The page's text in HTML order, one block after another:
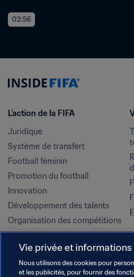
02:56
L’action de la FIFA
Juridique
Système de transfert
Football féminin
Promotion du football
Innovation
Développement des talents
Organisation des compétitions
Développement durable
Droits de l'homme et lutte contre
la discrimination
Vie privée et
Nous utilisons des cookies pour
et les publicités, pour fournir des